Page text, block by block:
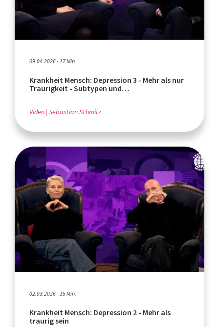
09.04.2026 - 17 Min.
Krankheit Mensch: Depression 3 - Mehr als nur
Traurigkeit - Subtypen und
Video Sebastian Schmitz
02.03.2026 - 15 Min.
Krankheit Mensch: Depression 2 - Mehr als
traurig sein